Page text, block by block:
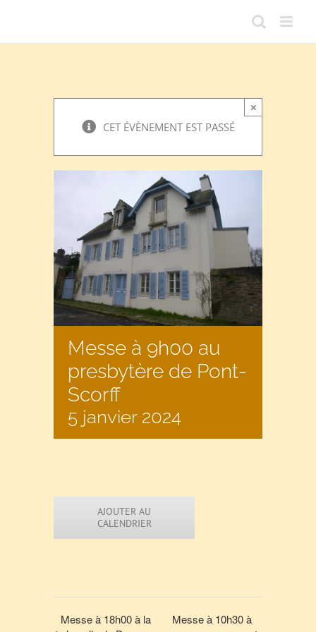
CET ÉVÈNEMENT EST PASSÉ
×
Messe à 9h00 au
presbytère de Pont-
Scorff
5 janvier 2024
AJOUTER AU
CALENDRIER
Messe à 18h00 à la
Messe à 10h30 à